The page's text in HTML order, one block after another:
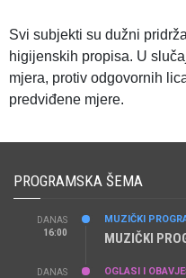
Svi subjekti su dužni
higijenskih propisa. U
mjera, protiv odgovornih
predviđene mjere.
PROGRAMSKA ŠEMA
DANAS
16:00
MUZIČKI
MUZIČKI
DANAS
OGLASI I